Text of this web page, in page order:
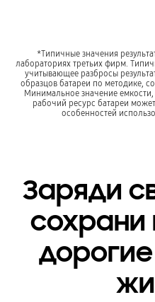
*Типичные значения
лабораториях третьих фирм.
учитывающее разбросы
образцов батареи по методике,
Минимальное значение
рабочий ресурс батареи
особенностей
Заряди
сохрани